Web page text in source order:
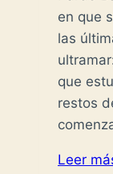
en que
las
que
restos
Leer